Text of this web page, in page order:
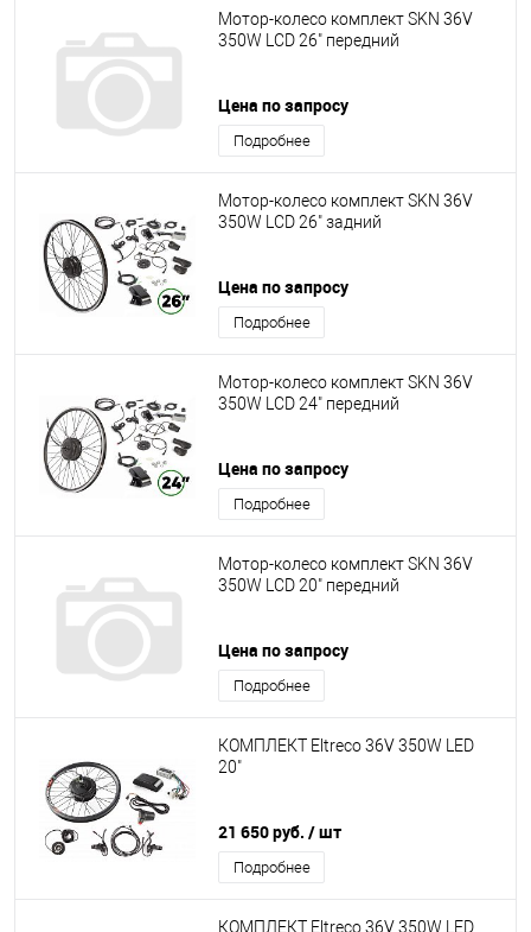
Мотор-колесо комплект SKN 36V
350W LCD 26" передний
Цена по запросу
Подробнее
Мотор-колесо комплект SKN 36V
350W LCD 26" задний
Цена по запросу
Подробнее
Мотор-колесо комплект SKN 36V
350W LCD 24" передний
Цена по запросу
Подробнее
Мотор-колесо комплект SKN 36V
350W LCD 20" передний
Цена по запросу
Подробнее
КОМПЛЕКТ Eltreco 36V 350W LED
20"
21 650 руб. / шт
Подробнее
КОМПЛЕКТ Eltreco 36V 350W LED